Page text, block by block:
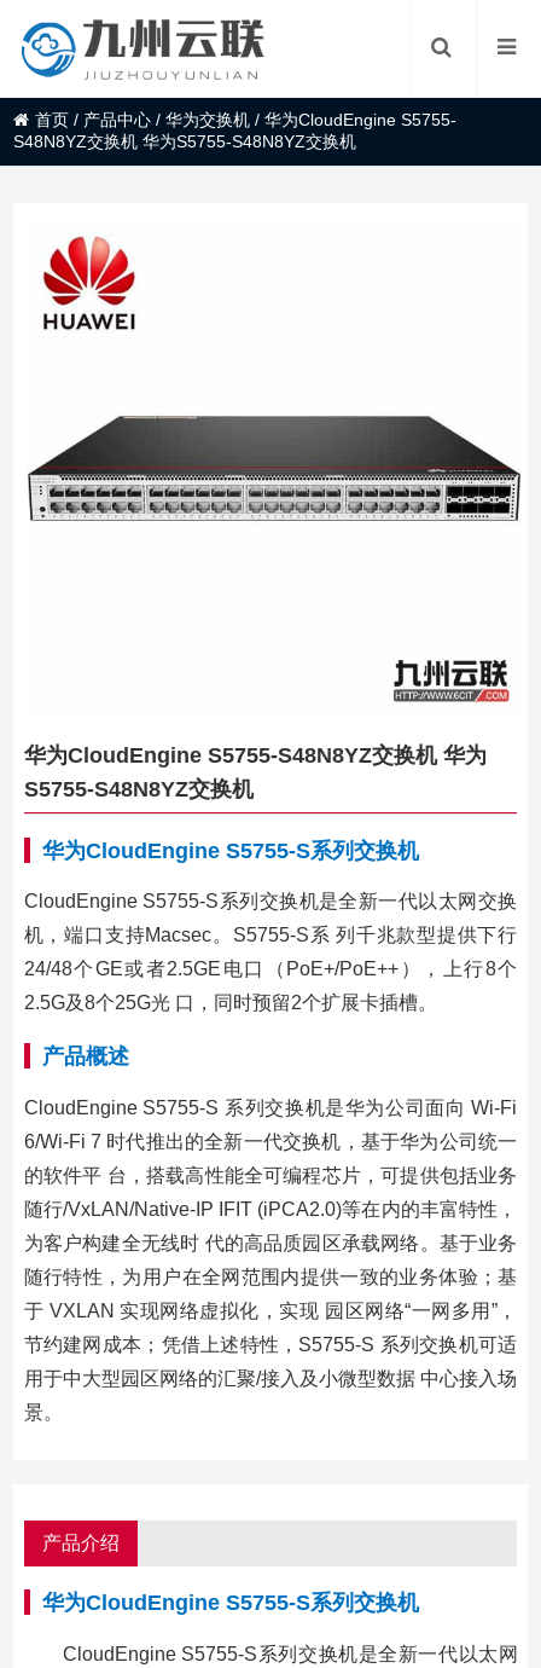
首页 / 产品中心 /华为交换机 /华为CloudEngine S5755-
S48N8YZ交换机 华为S5755-S48N8YZ交换机
华为CloudEngine S5755-S48N8YZ交换机 华为
S5755-S48N8YZ交换机
华为CloudEngine S5755-S系列交换机
CloudEngine S5755-S系列交换机是全新一代以太网交换
机，端口支持Macsec。S5755-S系 列千兆款型提供下行
24/48个GE或者2.5GE电口（PoE+/PoE++），上行8个
2.5G及8个25G光 口，同时预留2个扩展卡插槽。
产品概述
CloudEngine S5755-S 系列交换机是华为公司面向 Wi-Fi
6/Wi-Fi 7 时代推出的全新一代交换机，基于华为公司统一
的软件平 台，搭载高性能全可编程芯片，可提供包括业务
随行/VxLAN/Native-IP IFIT (iPCA2.0)等在内的丰富特性，
为客户构建全无线时 代的高品质园区承载网络。基于业务
随行特性，为用户在全网范围内提供一致的业务体验；基
于 VXLAN 实现网络虚拟化，实现 园区网络“一网多用”，
节约建网成本；凭借上述特性，S5755-S 系列交换机可适
用于中大型园区网络的汇聚/接入及小微型数据 中心接入场
景。
产品介绍
华为CloudEngine S5755-S系列交换机
CloudEngine S5755-S系列交换机是全新一代以太网